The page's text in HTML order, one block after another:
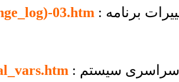
03.htm برنامه
سراسری سیستم